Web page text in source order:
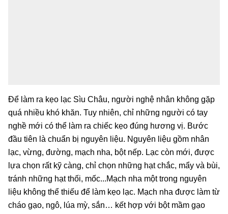
Để làm ra kẹo lạc Sìu Châu, người nghệ nhân không gặp
quá nhiều khó khăn. Tuy nhiên, chỉ những người có tay
nghề mới có thể làm ra chiếc kẹo đúng hương vị. Bước
đầu tiên là chuẩn bị nguyên liệu. Nguyên liệu gồm nhân
lạc, vừng, đường, mạch nha, bột nếp. Lạc còn mới, được
lựa chọn rất kỹ càng, chỉ chọn những hạt chắc, mẩy và bùi,
tránh những hạt thối, mốc...Mạch nha một trong nguyên
liệu không thể thiếu để làm kẹo lạc. Mạch nha được làm từ
cháo gạo, ngô, lúa mỳ, sắn… kết hợp với bột mầm gạo